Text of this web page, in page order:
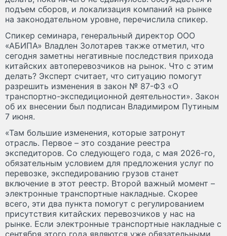
подъем сборов, и локализация компаний на рынке
на законодательном уровне, перечислила спикер.
Спикер семинара, генеральный директор ООО
«АБИПА» Владлен Золотарев также отметил, что
сегодня заметны негативные последствия прихода
китайских автоперевозчиков на рынок. Что с этим
делать? Эксперт считает, что ситуацию помогут
разрешить изменения в закон № 87-ФЗ «О
транспортно-экспедиционной деятельности». Закон
об их внесении был подписан Владимиром Путиным
7 июня.
«Там большие изменения, которые затронут
отрасль. Первое – это создание реестра
экспедиторов. Со следующего года, с мая 2026-го,
обязательным условием для предложения услуг по
перевозке, экспедированию грузов станет
включение в этот реестр. Второй важный момент –
электронные транспортные накладные. Скорее
всего, эти два пункта помогут с регулированием
присутствия китайских перевозчиков у нас на
рынке. Если электронные транспортные накладные с
сентября этого года являются уже обязательными